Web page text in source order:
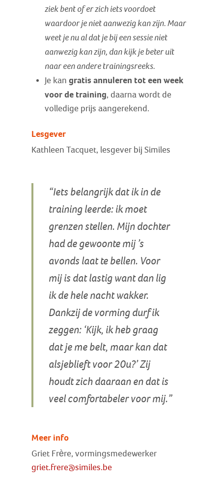
ziek bent of er zich iets voordoet
waardoor je niet aanwezig kan zijn. Maar
weet je nu al dat je bij een sessie niet
aanwezig kan zijn, dan kijk je beter uit
naar een andere trainingsreeks.
Je kangratis annuleren tot een week
voor de training, daarna wordt de
volledige prijs aangerekend.
Lesgever
Kathleen Tacquet, lesgever bij Similes
“Iets belangrijk dat ik in de
training leerde: ik moet
grenzen stellen. Mijn dochter
had de gewoonte mij ’s
avonds laat te bellen. Voor
mij is dat lastig want dan lig
ik de hele nacht wakker.
Dankzij de vorming durf ik
zeggen: ‘Kijk, ik heb graag
dat je me belt, maar kan dat
alsjeblieft voor 20u?’ Zij
houdt zich daaraan en dat is
veel comfortabeler voor mij.”
Meer info
Griet Frère, vormingsmedewerker
griet.frere@similes.be